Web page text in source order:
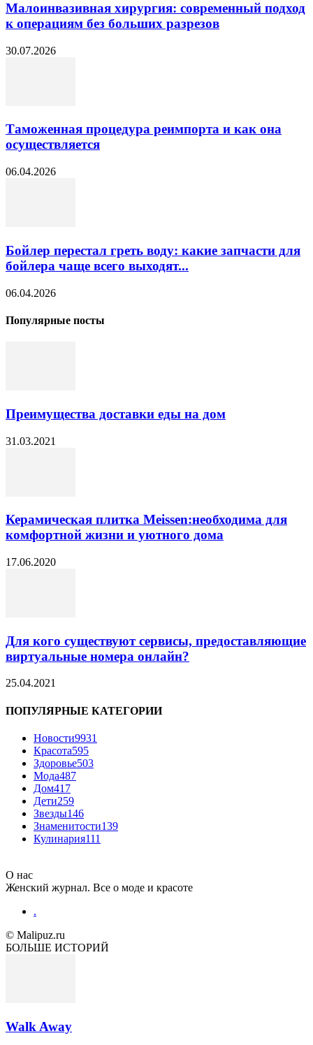
Малоинвазивная хирургия: современный подход
к операциям без больших разрезов
30.07.2026
Таможенная процедура реимпорта и как она
осуществляется
06.04.2026
Бойлер перестал греть воду: какие запчасти для
бойлера чаще всего выходят...
06.04.2026
Популярные посты
Преимущества доставки еды на дом
31.03.2021
Керамическая плитка Meissen:необходима для
комфортной жизни и уютного дома
17.06.2020
Для кого существуют сервисы, предоставляющие
виртуальные номера онлайн?
25.04.2021
ПОПУЛЯРНЫЕ КАТЕГОРИИ
Новости9931
Красота595
Здоровье503
Мода487
Дом417
Дети259
Звезды146
Знаменитости139
Кулинария111
О нас
Женский журнал. Все о моде и красоте
.
© Malipuz.ru
БОЛЬШЕ ИСТОРИЙ
Walk Away